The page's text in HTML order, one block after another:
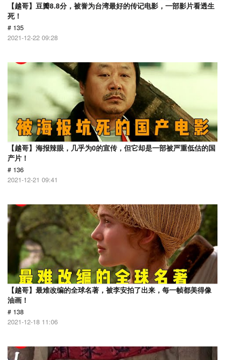
【越哥】豆瓣8.8分，被誉为台湾最好的传记电影，一部影片看透生
死！
# 135
2021-12-22 09:28
【越哥】海报辣眼，几乎为0的宣传，但它却是一部被严重低估的国
产片！
# 136
2021-12-21 09:41
【越哥】最难改编的全球名著，被李安拍了出来，每一帧都美得像
油画！
# 138
2021-12-18 11:06